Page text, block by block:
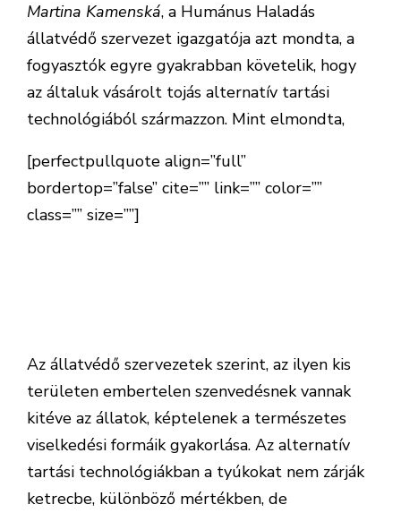
Martina Kamenská, a Humánus Haladás
állatvédő szervezet igazgatója azt mondta, a
fogyasztók egyre gyakrabban követelik, hogy
az általuk vásárolt tojás alternatív tartási
technológiából származzon. Mint elmondta,
[perfectpullquote align=”full”
bordertop=”false” cite=”” link=”” color=””
class=”” size=””]
Az állatvédő szervezetek szerint, az ilyen kis
területen embertelen szenvedésnek vannak
kitéve az állatok, képtelenek a természetes
viselkedési formáik gyakorlása. Az alternatív
tartási technológiákban a tyúkokat nem zárják
ketrecbe, különböző mértékben, de